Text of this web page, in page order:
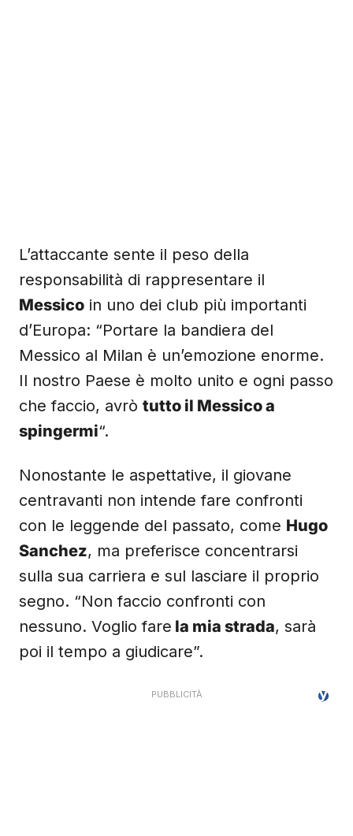
L’attaccante sente il peso della
responsabilità di rappresentare il
Messico in uno dei club più importanti
d’Europa: “Portare la bandiera del
Messico al Milan è un’emozione enorme.
Il nostro Paese è molto unito e ogni passo
che faccio, avrò tutto il Messico a
spingermi“.
Nonostante le aspettative, il giovane
centravanti non intende fare confronti
con le leggende del passato, come Hugo
Sanchez, ma preferisce concentrarsi
sulla sua carriera e sul lasciare il proprio
segno. “Non faccio confronti con
nessuno. Voglio fare la mia strada, sarà
poi il tempo a giudicare”.